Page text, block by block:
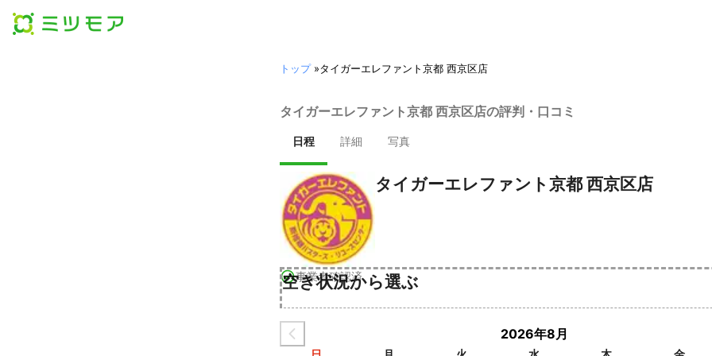
トップ»タイガーエレファント京都 西京区店
タイガーエレファント京都 西京区店の評判・口コミ
日程 詳細 写真
事業者確認済
タイガーエレファント京都 西京区店
空き状況から選ぶ
2026年8月